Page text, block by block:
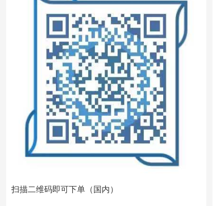
扫描二维码即可下单（国内）